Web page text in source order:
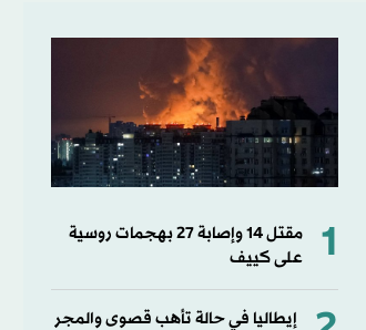
1
مقتل ⁠14 وإصابة ‌27 بهجمات روسية
على كييف
إيطاليا في حالة تأهب قصوى والمجر